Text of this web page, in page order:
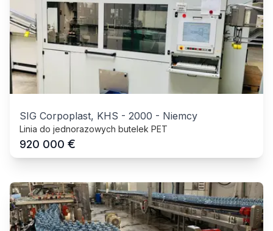
SIG Corpoplast, KHS - 2000 - Niemcy
Linia do jednorazowych butelek PET
920 000 €